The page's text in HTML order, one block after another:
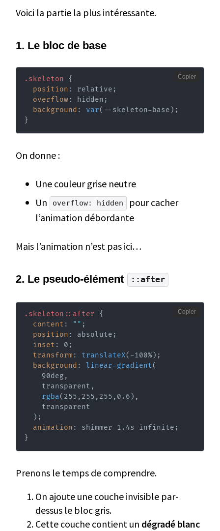
Voici la partie la plus intéressante.
1. Le bloc de base
.skeleton
{
position : relative ;
overflow: hidden ;
background : var( --skeleton-base ) ;
}
Copier
On donne :
Une couleur grise neutre
Un
overflow: hidden
pour cacher
l’animation débordante
Mais l’animation n’est pas ici…
2. Le pseudo-élément ::after
.skeleton::after
{
content : "" ;
position : absolute ;
inset : 0 ;
transform : translateX( -100%) ;
background : linear-gradient(
    90deg
,
    transparent
,
rgba( 255 , 255 , 255 , 0.6 ) ,
) ;
animation : shimmer 1.4s infinite ;
}
Copier
Prenons le temps de comprendre.
On ajoute une couche invisible par-
dessus le bloc gris.
Cette couche contient un dégradé blanc